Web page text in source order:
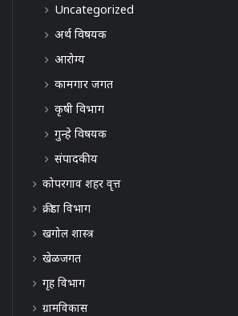
Uncategorized
अर्थ विषयक
आरोग्य
कामगार जगत
कृषी विभाग
गुन्हे विषयक
संपादकीय
कोपरगाव शहर वृत्त
क्रीडा विभाग
खगोल शास्त्र
खेळजगत
गृह विभाग
ग्रामविकास